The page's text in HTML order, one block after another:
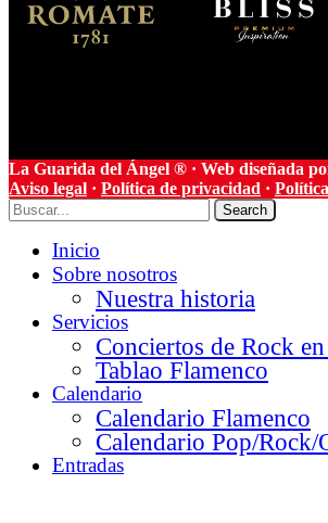
La Guarida del Ángel ® · Web diseñada
Aviso legal · Política de privacidad ·
Search
Inicio
Sobre nosotros
Nuestra historia
Servicios
Conciertos de Rock
Tablao Flamenco
Calendario
Calendario Flamenco
Calendario Pop/Rock/
Entradas